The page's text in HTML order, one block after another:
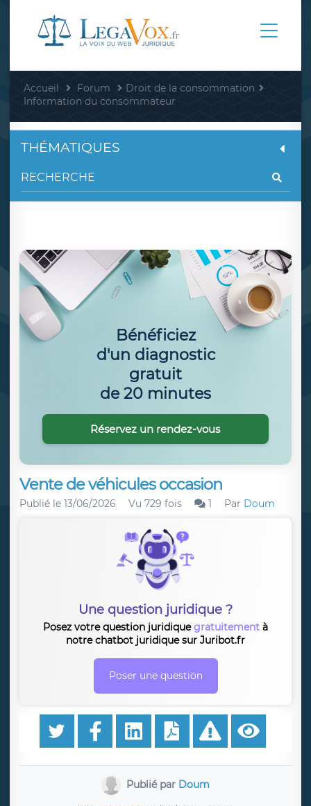
Accueil Forum
Droit de la consommation
Information du consommateur
Vente de véhicules occasion
Publié le 13/06/2026 Vu 729 fois 1 Par Doum
Une question juridique ?
Posez votre question juridiquegratuitement à
notre chatbot juridique sur Juribot.fr
Poser une question
Publié par Doum
THÉMATIQUES
Bénéficiez
d'un diagnostic
gratuit
de 20 minutes
Réservez un rendez-vous